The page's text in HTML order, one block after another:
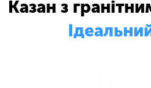
Казан з